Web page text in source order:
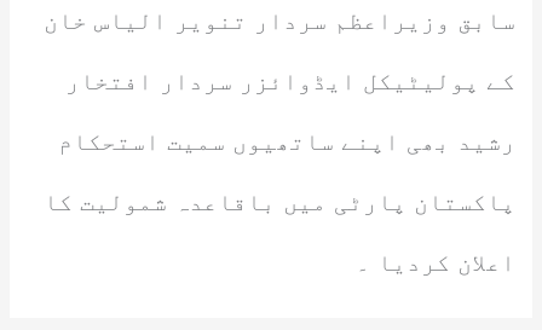
سابق وزیراعظم سردار تنویر الیاس خان
کے پولیٹیکل ایڈوائزر سردار افتخار
رشید بھی اپنے ساتھیوں سمیت استحکام
پاکستان پارٹی میں باقاعدہ شمولیت کا
اعلان کردیا ۔